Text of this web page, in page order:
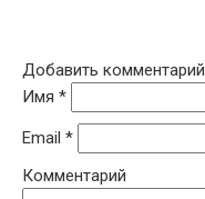
Добавить комментарий
Имя *
Email *
Комментарий